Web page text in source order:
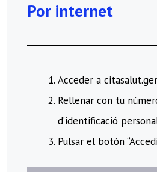
Por internet
Acceder a
Rellenar con tu
d’identificació
Pulsar el botón